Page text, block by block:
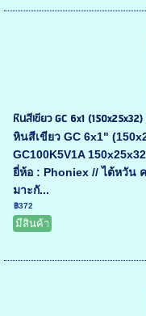
หินสีเขียว GC 6x1
หินสีเขียว GC 6x1"
GC100K5V1A
ยี่ห้อ : Phoniex // ไต้หวัน
มาะกั...
฿372
มีสินค้า